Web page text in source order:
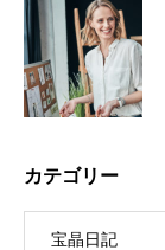
カテゴリー
宝晶日記